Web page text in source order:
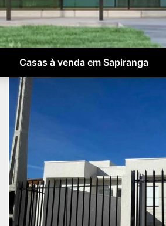
Casas à venda em Sapiranga